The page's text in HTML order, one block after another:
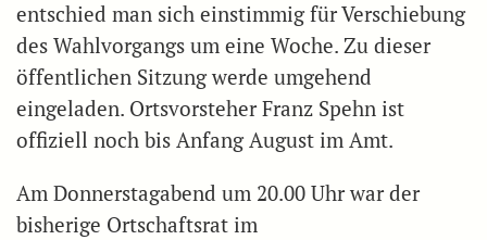
entschied man sich einstimmig für Verschiebung
des Wahlvorgangs um eine Woche. Zu dieser
öffentlichen Sitzung werde umgehend
eingeladen. Ortsvorsteher Franz Spehn ist
offiziell noch bis Anfang August im Amt.
Am Donnerstagabend um 20.00 Uhr war der
bisherige Ortschaftsrat im